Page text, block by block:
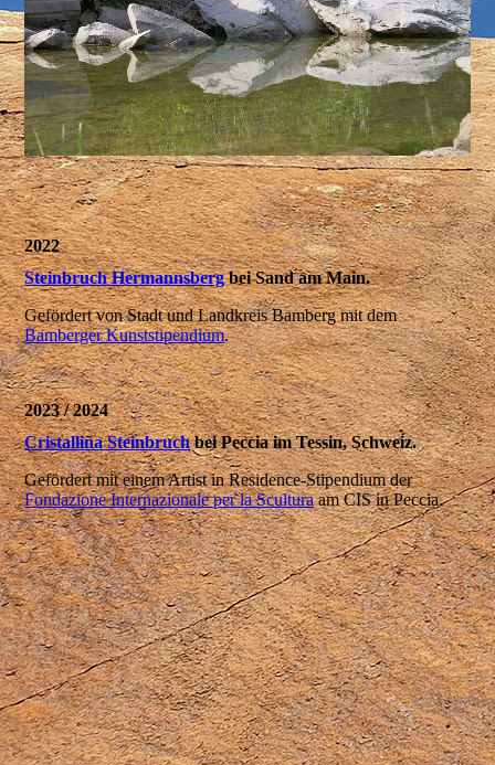
2022
Steinbruch Hermannsbergbei Sand am Main.
Gefördert von Stadt und Landkreis Bamberg mit dem
Bamberger Kunststipendium.
2023 / 2024
Cristallina Steinbruchbei Peccia im Tessin, Schweiz.
Gefördert mit einem Artist in Residence-Stipendium der
Fondazione Internazionale per la Sculturaam CIS in Peccia.